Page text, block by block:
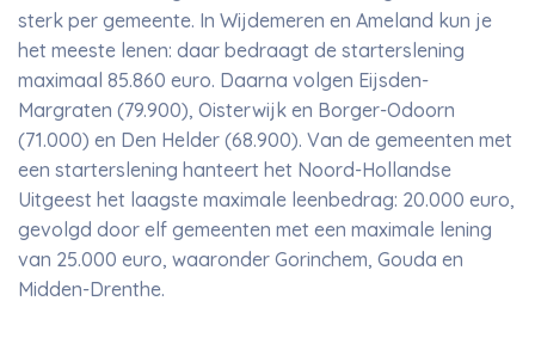
sterk per gemeente. In Wijdemeren en Ameland kun je
het meeste lenen: daar bedraagt de starterslening
maximaal 85.860 euro. Daarna volgen Eijsden-
Margraten (79.900), Oisterwijk en Borger-Odoorn
(71.000) en Den Helder (68.900). Van de gemeenten met
een starterslening hanteert het Noord-Hollandse
Uitgeest het laagste maximale leenbedrag: 20.000 euro,
gevolgd door elf gemeenten met een maximale lening
van 25.000 euro, waaronder Gorinchem, Gouda en
Midden-Drenthe.